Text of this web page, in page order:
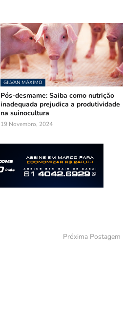
GILVAN MÁXIMO
Pós-desmame: Saiba como nutrição
inadequada prejudica a produtividade
na suinocultura
19 Novembro, 2024
Próxima Postagem